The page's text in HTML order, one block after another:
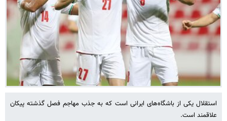
استقلال یکی از باشگاه‌های ایرانی است که به جذب مهاجم فصل گذشته پیکان
علاقمند است.